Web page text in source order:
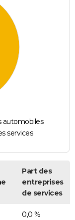
automobiles
services
Part des
entreprises
de services
0,0 %